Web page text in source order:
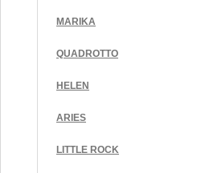
MARIKA
QUADROTTO
HELEN
ARIES
LITTLE ROCK